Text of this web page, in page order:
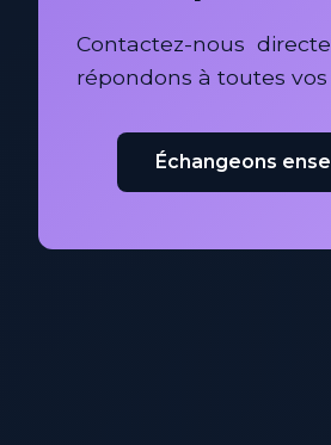
Contactez-nous
répondons à toutes
Échangeons